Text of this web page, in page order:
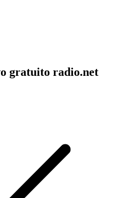
gratuito radio.net